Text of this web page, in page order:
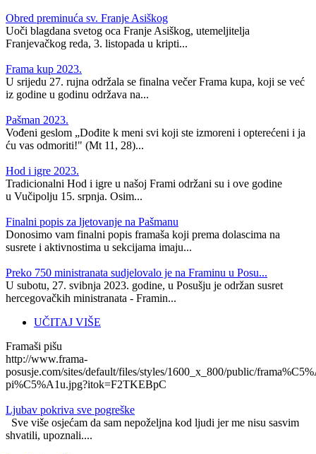
Obred preminuća sv. Franje Asiškog
Uoči blagdana svetog oca Franje Asiškog, utemeljitelja
Franjevačkog reda, 3. listopada u kripti...
Frama kup 2023.
U srijedu 27. rujna održala se finalna večer Frama kupa, koji se već
iz godine u godinu održava na...
Pašman 2023.
Vođeni geslom „Dođite k meni svi koji ste izmoreni i opterećeni i ja
ću vas odmoriti!" (Mt 11, 28)...
Hod i igre 2023.
Tradicionalni Hod i igre u našoj Frami održani su i ove godine
u Vučipolju 15. srpnja. Osim...
Finalni popis za ljetovanje na Pašmanu
Donosimo vam finalni popis framaša koji prema dolascima na
susrete i aktivnostima u sekcijama imaju...
Preko 750 ministranata sudjelovalo je na Framinu u Posu...
U subotu, 27. svibnja 2023. godine, u Posušju je održan susret
hercegovačkih ministranata - Framin...
UČITAJ VIŠE
Framaši pišu
http://www.frama-
posusje.com/sites/default/files/styles/1600_x_800/public/
pi%C5%A1u.jpg?itok=F2TKEBpC
Ljubav pokriva sve pogreške
Sve više osjećam da sam nepoželjna kod ljudi jer me nisu sasvim
shvatili, upoznali....